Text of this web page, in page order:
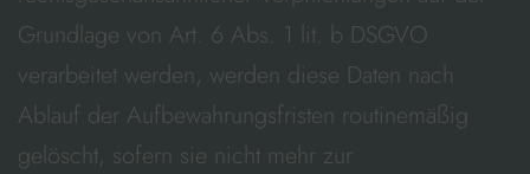
Grundlage von Art. 6 Abs. 1 lit. b DSGVO
verarbeitet werden, werden diese Daten nach
Ablauf der Aufbewahrungsfristen routinemäßig
gelöscht, sofern sie nicht mehr zur